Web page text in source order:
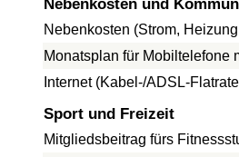
Nebenkosten und
Nebenkosten (Strom,
Monatsplan für Mobiltelefone
Internet (Kabel-/ADSL-
Sport und Freizeit
Mitgliedsbeitrag fürs